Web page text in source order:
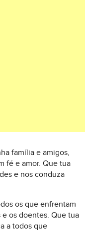
família e amigos,
fé e amor. Que tua
e nos conduza
os que enfrentam
os doentes. Que tua
a todos que